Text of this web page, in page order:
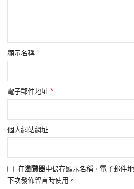
顯示名稱 *
電子郵件地址 *
個人網站網址
在瀏覽器中儲存顯示名稱、電子郵件
下次發佈留言時使用。